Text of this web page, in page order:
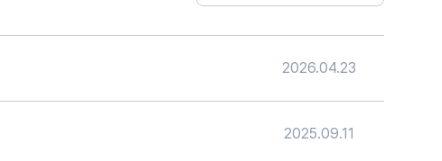
2026.04.23
2025.09.11